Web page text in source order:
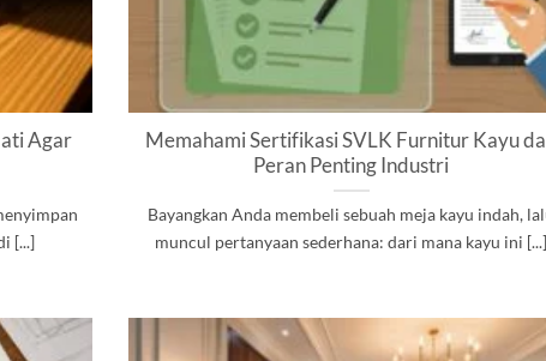
Agar
[...]
Memahami Sertifikasi SVLK Furnitur Kayu
Peran Penting Industri
Bayangkan Anda membeli sebuah meja kayu indah,
muncul pertanyaan sederhana: dari mana kayu ini